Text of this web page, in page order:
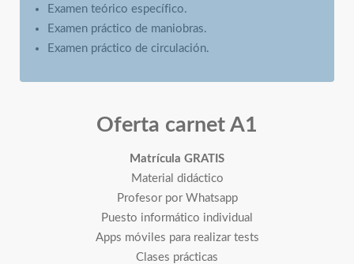
Examen teórico específico.
Examen práctico de maniobras.
Examen práctico de circulación.
Oferta carnet A1
Matrícula GRATIS
Material didáctico
Profesor por Whatsapp
Puesto informático individual
Apps móviles para realizar tests
Clases prácticas